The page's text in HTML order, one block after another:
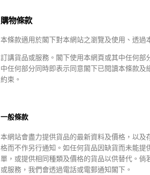
HKD $150.00
HKD $68.00
購物條款
本條款適用於閣下對本網站之瀏覽及使用、透過
訂講貨品或服務。閣下使用本網頁或其中任何
中任何部分同時即表示同意閣下已閱讀本條款
約束。
一般條款
本網站會盡力提供貨品的最新資料及價格，以
格而不作另行通知。如任何貨品因缺貨而未能
單，或提供相同種類及價格的貨品以供替代。
或服務，我們會透過電話或電郵通知閣下。